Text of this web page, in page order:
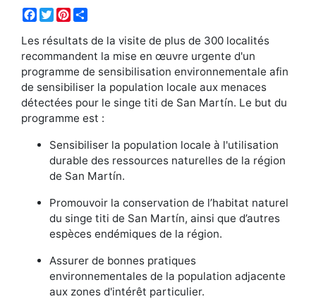
Facebook
TwitterPinterest
Les résultats de la visite de plus de 300 localités
recommandent la mise en œuvre urgente d'un
programme de sensibilisation environnementale afin
de sensibiliser la population locale aux menaces
détectées pour le singe titi de San Martín. Le but du
programme est :
Sensibiliser la population locale à l'utilisation
durable des ressources naturelles de la région
de San Martín.
Promouvoir la conservation de l’habitat naturel
du singe titi de San Martín, ainsi que d’autres
espèces endémiques de la région.
Assurer de bonnes pratiques
environnementales de la population adjacente
aux zones d'intérêt particulier.